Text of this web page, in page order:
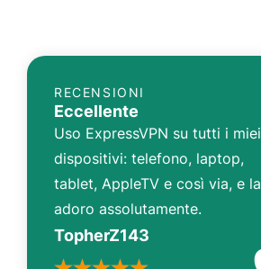
RECENSIONI
Eccellente
Uso ExpressVPN su tutti i miei
dispositivi: telefono, laptop,
tablet, AppleTV e così via, e la
adoro assolutamente.
TopherZ143